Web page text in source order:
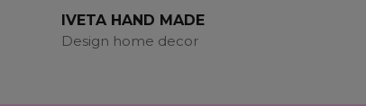
IVETA HAND MADE
Design home decor